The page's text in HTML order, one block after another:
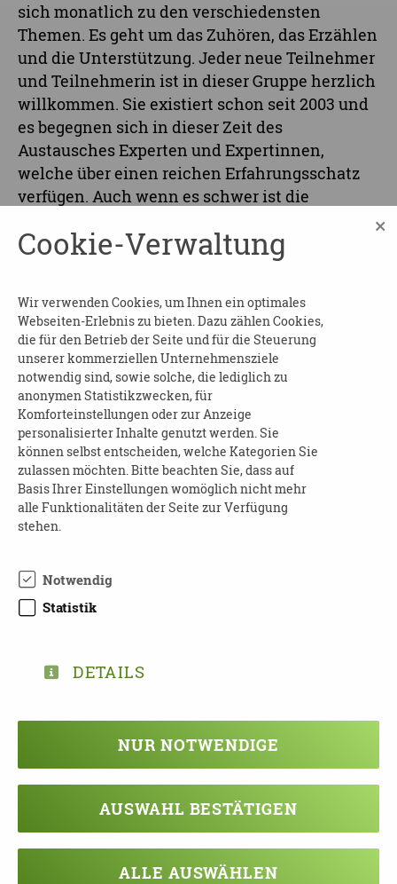
sich monatlich zu den verschiedensten
Themen. Es geht um das Zuhören, das Erzählen
und die Unterstützung. Jeder neue Teilnehmer
und Teilnehmerin ist in dieser Gruppe herzlich
willkommen. Sie existiert schon seit 2003 und
es begegnen sich in dieser Zeit des
Austausches Experten und Expertinnen,
welche über einen reichen Erfahrungsschatz
verfügen. Auch wenn es schwer ist die
diesem Kreis die Möglichkeit sich ein
umfassendes Wissen anzueignen und sich
Gemeinsam lässt es sich manchmal besser
über diese Erkrankung reden und sie sitzen in
dieser Runde mit Gleichgesinnten. Nutzen Sie
dieses Angebot und schauen Sie in dieser
Gruppe vorbei.
ANSPRECHPARTNER
Klaus Wudmaska
Tel: 03741 131271
PDF
DOWNLOAD
FLYER_ALZHEIMERGRUPPE_PLAUEN
_2.PDF
Cookie-Verwaltung ×
Wir verwenden Cookies, um Ihnen ein optimales
Webseiten-Erlebnis zu bieten. Dazu zählen Cookies,
die für den Betrieb der Seite und für die Steuerung
unserer kommerziellen Unternehmensziele
notwendig sind, sowie solche, die lediglich zu
anonymen Statistikzwecken, für
Komforteinstellungen oder zur Anzeige
personalisierter Inhalte genutzt werden. Sie
können selbst entscheiden, welche Kategorien Sie
zulassen möchten. Bitte beachten Sie, dass auf
Basis Ihrer Einstellungen womöglich nicht mehr
alle Funktionalitäten der Seite zur Verfügung
stehen.
Notwendig
Statistik
DETAILS
NUR NOTWENDIGE
AUSWAHL BESTÄTIGEN
ALLE AUSWÄHLEN